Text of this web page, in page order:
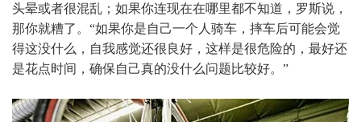
头晕或者很混乱；如果你连现在在哪里都不知道，罗斯说，
那你就糟了。“如果你是自己一个人骑车，摔车后可能会觉
得这没什么，自我感觉还很良好，这样是很危险的，最好还
是花点时间，确保自己真的没什么问题比较好。”